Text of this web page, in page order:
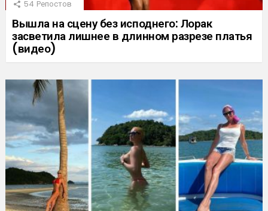
54 Репостов
Вышла на сцену без исподнего: Лорак
засветила лишнее в длинном разрезе платья
(видео)